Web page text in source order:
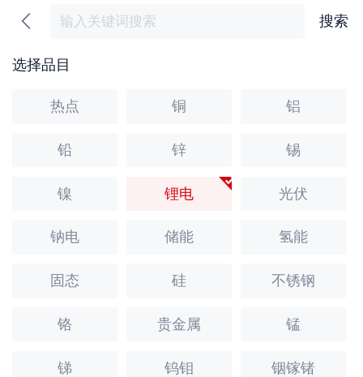
搜索
选择品目
热点 铜 铝
铅 锌 锡
镍 锂电 光伏
钠电 储能 氢能
固态 硅 不锈钢
铬 贵金属 锰
锑 钨钼 铟镓锗